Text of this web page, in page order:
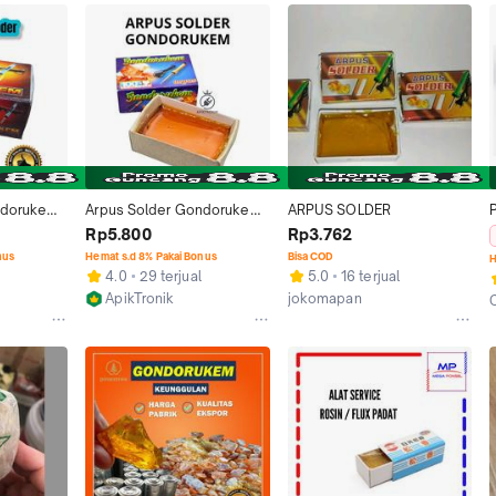
Arpus Solder Gondorukem
Padat | Siongkak Kering
untuk Soldering
Rp5.800
Hemat s.d 8% Pakai Bonus
4.0
29 terjual
ApikTronik
ARPUS SOLDER
Rp3.762
Bisa COD
5.0
16 terjual
jokomapan